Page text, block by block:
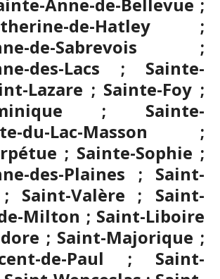
de-Hatley ;
de-Sabrevois ;
des-Lacs ; Sainte-
Lazare ; Sainte-Foy ;
; Sainte-
du-Lac-Masson ;
; Sainte-Sophie ;
des-Plaines ; Saint-
; Saint-Valère ; Saint-
Milton ; Saint-Liboire
; Saint-Majorique ;
de-Paul ; Saint-